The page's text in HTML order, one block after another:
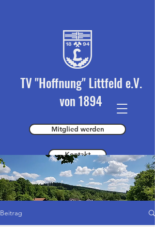
TV "Hoffnung" Littfeld e.V.
von 1894
Mitglied werden
Kontakt
Spender werden
Beitrag